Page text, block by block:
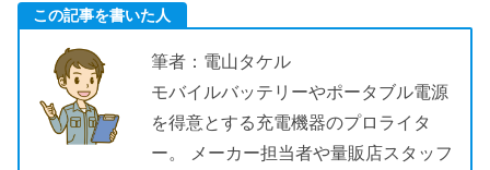
この記事を書いた人
筆者：電山タケル
モバイルバッテリーやポータブル電源
を得意とする充電機器のプロライタ
ー。 メーカー担当者や量販店スタッフ